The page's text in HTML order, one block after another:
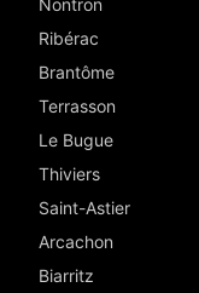
Nontron
Ribérac
Brantôme
Terrasson
Le Bugue
Thiviers
Saint-Astier
Arcachon
Biarritz